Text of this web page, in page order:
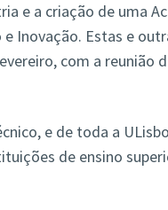
e a criação de uma
Inovação. Estas e
com a reunião
e de toda a
de ensino